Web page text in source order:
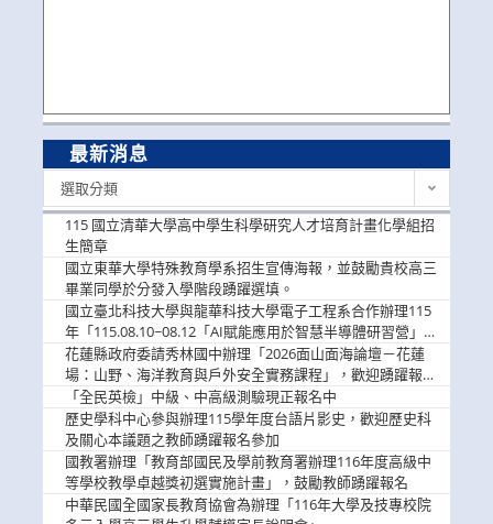
最新消息
選取分類
115 國立清華大學高中學生科學研究人才培育計畫化學組招
生簡章
國立東華大學特殊教育學系招生宣傳海報，並鼓勵貴校高三
畢業同學於分發入學階段踴躍選填。
國立臺北科技大學與龍華科技大學電子工程系合作辦理115
年「115.08.10~08.12「AI賦能應用於智慧半導體研習營」，
歡迎學生踴躍報名參加
花蓮縣政府委請秀林國中辦理「2026面山面海論壇－花蓮
場：山野、海洋教育與戶外安全實務課程」，歡迎踴躍報名
參加
「全民英檢」中級、中高級測驗現正報名中
歷史學科中心參與辦理115學年度台語片影史，歡迎歷史科
及關心本議題之教師踴躍報名參加
國教署辦理「教育部國民及學前教育署辦理116年度高級中
等學校教學卓越獎初選實施計畫」，鼓勵教師踴躍報名
中華民國全國家長教育協會為辦理「116年大學及技專校院